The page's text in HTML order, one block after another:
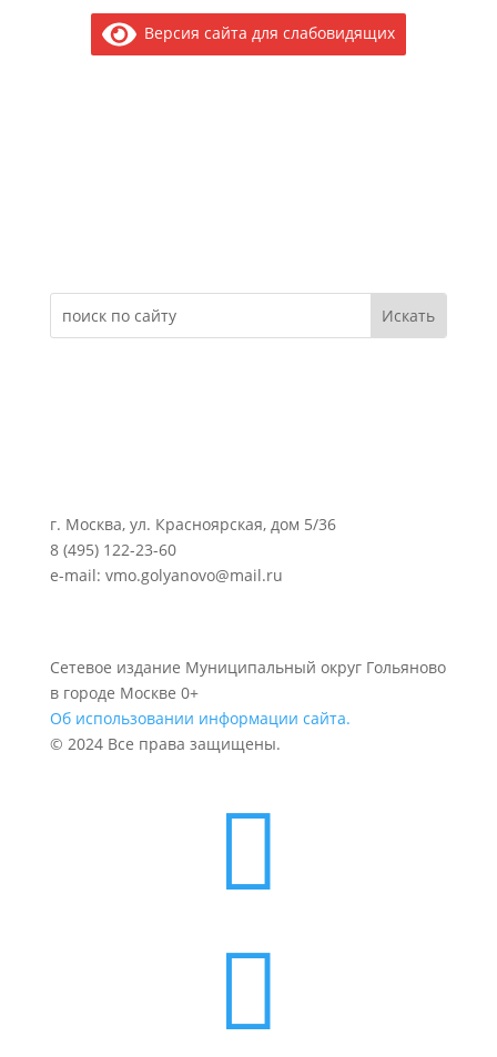
Версия сайта для слабовидящих
г. Москва, ул. Красноярская, дом 5/36
8 (495) 122-23-60
e-mail: vmo.golyanovo@mail.ru
Сетевое издание Муниципальный округ Гольяново
в городе Москве 0+
Об использовании информации сайта.
© 2024 Все права защищены.

